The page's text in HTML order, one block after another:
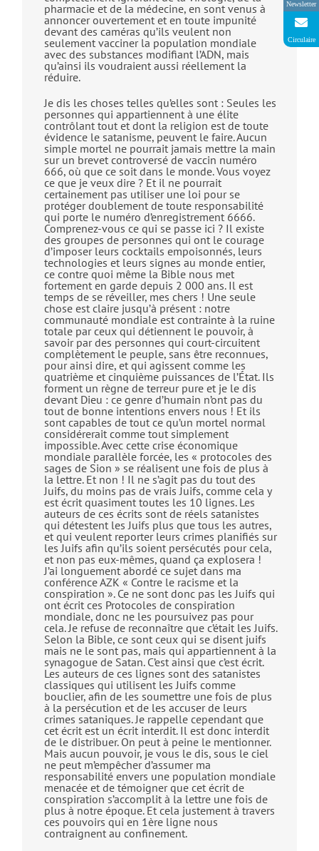
pharmacie et de la médecine, en sont venus à
annoncer ouvertement et en toute impunité
devant des caméras qu’ils veulent non
seulement vacciner la population mondiale
avec des substances modifiant l’ADN, mais
qu’ainsi ils voudraient aussi réellement la
réduire.
Je dis les choses telles qu’elles sont : Seules les
personnes qui appartiennent à une élite
contrôlant tout et dont la religion est de toute
évidence le satanisme, peuvent le faire. Aucun
simple mortel ne pourrait jamais mettre la main
sur un brevet controversé de vaccin numéro
666, où que ce soit dans le monde. Vous voyez
ce que je veux dire ? Et il ne pourrait
certainement pas utiliser une loi pour se
protéger doublement de toute responsabilité
qui porte le numéro d’enregistrement 6666.
Comprenez-vous ce qui se passe ici ? Il existe
des groupes de personnes qui ont le courage
d’imposer leurs cocktails empoisonnés, leurs
technologies et leurs signes au monde entier,
ce contre quoi même la Bible nous met
fortement en garde depuis 2 000 ans. Il est
temps de se réveiller, mes chers ! Une seule
chose est claire jusqu’à présent : notre
communauté mondiale est contrainte à la ruine
totale par ceux qui détiennent le pouvoir, à
savoir par des personnes qui court-circuitent
complètement le peuple, sans être reconnues,
pour ainsi dire, et qui agissent comme les
quatrième et cinquième puissances de l’État. Ils
forment un règne de terreur pure et je le dis
devant Dieu : ce genre d’humain n’ont pas du
tout de bonne intentions envers nous ! Et ils
sont capables de tout ce qu’un mortel normal
considérerait comme tout simplement
impossible. Avec cette crise économique
mondiale parallèle forcée, les « protocoles des
sages de Sion » se réalisent une fois de plus à
la lettre. Et non ! Il ne s’agit pas du tout des
Juifs, du moins pas de vrais Juifs, comme cela y
est écrit quasiment toutes les 10 lignes. Les
auteurs de ces écrits sont de réels satanistes
qui détestent les Juifs plus que tous les autres,
et qui veulent reporter leurs crimes planifiés sur
les Juifs afin qu’ils soient persécutés pour cela,
et non pas eux-mêmes, quand ça explosera !
J’ai longuement abordé ce sujet dans ma
conférence AZK « Contre le racisme et la
conspiration ». Ce ne sont donc pas les Juifs qui
ont écrit ces Protocoles de conspiration
mondiale, donc ne les poursuivez pas pour
cela. Je refuse de reconnaître que c’était les Juifs.
Selon la Bible, ce sont ceux qui se disent juifs
mais ne le sont pas, mais qui appartiennent à la
synagogue de Satan. C’est ainsi que c’est écrit.
Les auteurs de ces lignes sont des satanistes
classiques qui utilisent les Juifs comme
bouclier, afin de les soumettre une fois de plus
à la persécution et de les accuser de leurs
crimes sataniques. Je rappelle cependant que
cet écrit est un écrit interdit. Il est donc interdit
de le distribuer. On peut à peine le mentionner.
Mais aucun pouvoir, je vous le dis, sous le ciel
ne peut m’empêcher d’assumer ma
responsabilité envers une population mondiale
menacée et de témoigner que cet écrit de
conspiration s’accomplit à la lettre une fois de
plus à notre époque. Et cela justement à travers
ces pouvoirs qui en 1ère ligne nous
contraignent au confinement.
Newsletter
Circulaire